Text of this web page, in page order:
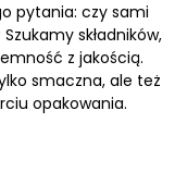
pytania: czy sami
składników,
z jakością.
smaczna, ale też
opakowania.